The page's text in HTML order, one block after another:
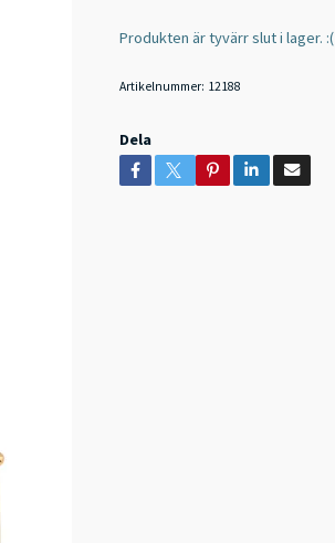
Produkten är tyvärr slut i lager. :(
Artikelnummer: 12188
Dela